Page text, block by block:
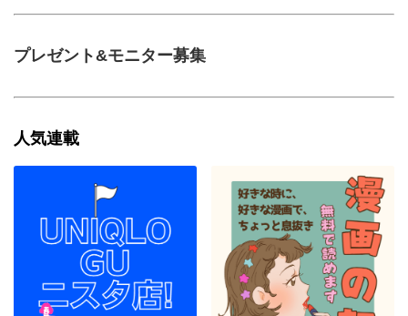
プレゼント&モニター募集
人気連載